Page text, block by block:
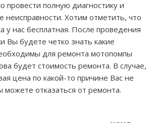
провести полную диагностику и
неисправности. Хотим отметить, что
у нас бесплатная. После проведения
Вы будете четко знать какие
для ремонта мотопомпы
будет стоимость ремонта. В случае,
цена по какой-то причине Вас не
можете отказаться от ремонта.